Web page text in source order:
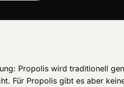
Propolis wird traditionell
Für Propolis gibt es aber